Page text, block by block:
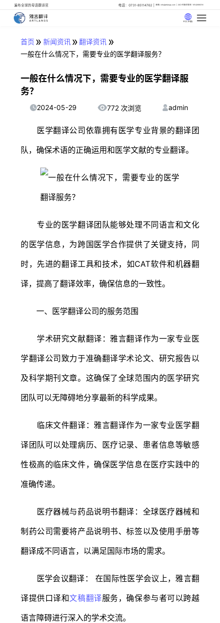
遍布全球的母语翻译官 电话：0731-85114762 邮箱: info@artlangs.com 24小时翻译管家: 18142666316
中文 (中国)
首页 » 新闻资讯» 翻译资讯 »
一般在什么情况下，需要专业的医学翻译服务？
一般在什么情况下，需要专业的医学翻译服
务？
2024-05-29 772 次浏览 admin
医学翻译公司依靠拥有医学专业背景的翻译团
队，确保术语的正确运用和医学文献的专业翻译。
专业的医学翻译团队能够处理不同语言和文化
的医学信息，为跨国医学合作提供了关键支持，同
时，先进的翻译工具和技术，如CAT软件和机器翻
译，提高了翻译效率，确保信息的一致性。
一、医学翻译公司的服务范围
学术研究文献翻译：雅言翻译作为一家专业医
学翻译公司致力于准确翻译学术论文、研究报告以
及科学期刊文章。这确保了全球范围内的医学研究
团队可以无障碍地分享最新的科学成果。
临床文件翻译：雅言翻译作为一家专业医学翻
译团队可以处理病历、医疗记录、患者信息等敏感
性极高的临床文件，确保医学信息在医疗实践中的
准确传递。
医疗器械与药品说明书翻译：全球医疗器械和
制药公司需要将产品说明书、标签以及使用手册等
翻译成不同语言，以满足国际市场的需求。
医学会议翻译： 在国际性医学会议上，雅言翻
译提供口译和文稿翻译服务，确保参与者可以跨越
语言障碍进行深入的学术交流。